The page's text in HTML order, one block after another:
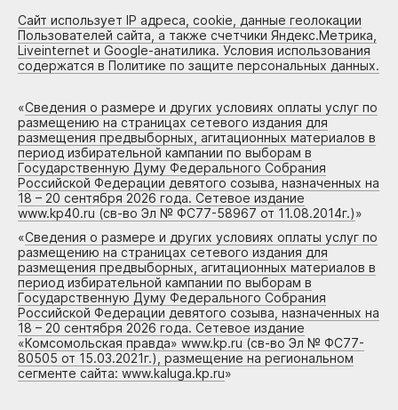
Сайт использует IP адреса, cookie, данные геолокации
Пользователей сайта, а также счетчики Яндекс.Метрика,
Liveinternet и Google-анатилика. Условия использования
содержатся в Политике по защите персональных данных.
«Сведения о размере и других условиях оплаты услуг по
размещению на страницах сетевого издания для
размещения предвыборных, агитационных материалов в
период избирательной кампании по выборам в
Государственную Думу Федерального Собрания
Российской Федерации девятого созыва, назначенных на
18 – 20 сентября 2026 года. Сетевое издание
www.kp40.ru (св-во Эл № ФС77-58967 от 11.08.2014г.)»
«Сведения о размере и других условиях оплаты услуг по
размещению на страницах сетевого издания для
размещения предвыборных, агитационных материалов в
период избирательной кампании по выборам в
Государственную Думу Федерального Собрания
Российской Федерации девятого созыва, назначенных на
18 – 20 сентября 2026 года. Сетевое издание
«Комсомольская правда» www.kp.ru (св-во Эл № ФС77-
80505 от 15.03.2021г.), размещение на региональном
сегменте сайта: www.kaluga.kp.ru»